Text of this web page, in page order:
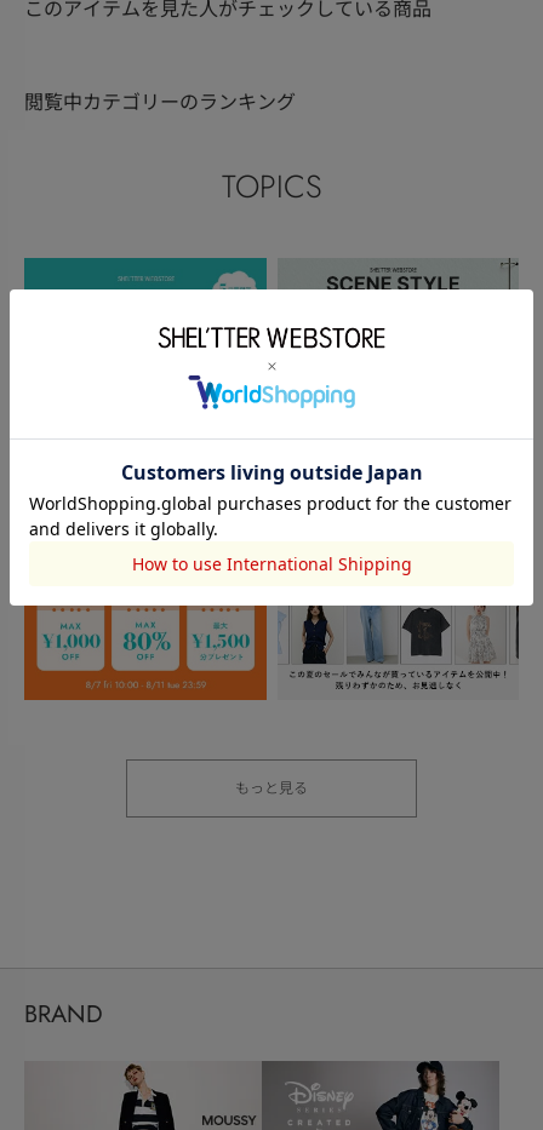
このアイテムを見た人がチェックしている商品
閲覧中カテゴリーのランキング
TOPICS
もっと見る
BRAND